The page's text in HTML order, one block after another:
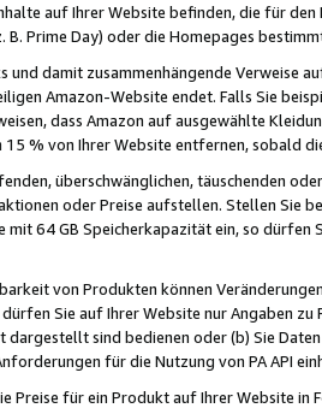
auf Ihrer Website befinden, die für
B. Prime Day) oder die Homepages
und damit zusammenhängende
Amazon-Website endet. Falls Sie
dass Amazon auf ausgewählte
15 % von Ihrer Website entfernen, sobald
überschwänglichen, täuschenden
oder Preise aufstellen. Stellen Sie
mit 64 GB Speicherkapazität ein, so dürfen
von Produkten können
Sie auf Ihrer Website nur Angaben
sind bedienen oder (b) Sie
für die Nutzung von PA API
Preise für ein Produkt auf Ihrer Website